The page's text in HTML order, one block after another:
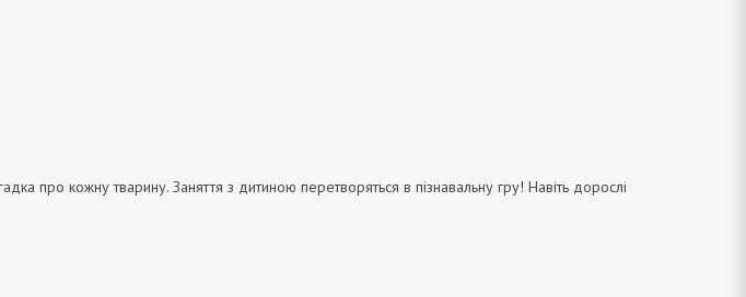
про кожну тварину. Заняття з дитиною перетворяться в пізнавальну гру! Навіть дорослі